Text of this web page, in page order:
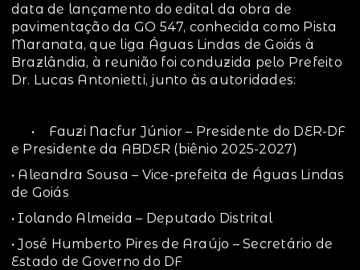
data de lançamento do edital da obra de
pavimentação da GO 547, conhecida como Pista
Maranata, que liga Águas Lindas de Goiás à
Brazlândia, à reunião foi conduzida pelo Prefeito
Dr. Lucas Antonietti, junto às autoridades:
• Fauzi Nacfur Júnior – Presidente do DER-DF
e Presidente da ABDER (biênio 2025-2027)
• Aleandra Sousa – Vice-prefeita de Águas Lindas
de Goiás
• Iolando Almeida – Deputado Distrital
• José Humberto Pires de Araújo – Secretário de
Estado de Governo do DF